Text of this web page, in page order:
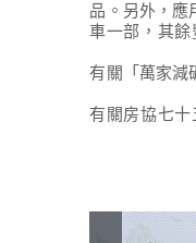
品 。另外， 應
車一部，其餘
有關 「萬家
有關房協七十